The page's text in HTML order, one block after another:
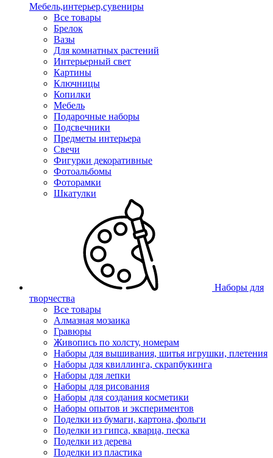
Мебель,интерьер,сувениры
Все товары
Брелок
Вазы
Для комнатных растений
Интерьерный свет
Картины
Ключницы
Копилки
Мебель
Подарочные наборы
Подсвечники
Предметы интерьера
Свечи
Фигурки декоративные
Фотоальбомы
Фоторамки
Шкатулки
Наборы для
творчества
Все товары
Алмазная мозаика
Гравюры
Живопись по холсту, номерам
Наборы для вышивания, шитья игрушки, плетения
Наборы для квиллинга, скрапбукинга
Наборы для лепки
Наборы для рисования
Наборы для создания косметики
Наборы опытов и экспериментов
Поделки из бумаги, картона, фольги
Поделки из гипса, кварца, песка
Поделки из дерева
Поделки из пластика